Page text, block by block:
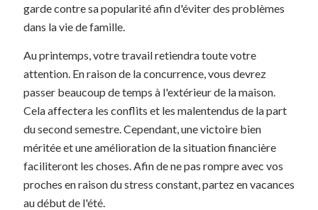
garde contre sa popularité afin d'éviter des problèmes
dans la vie de famille.
Au printemps, votre travail retiendra toute votre
attention. En raison de la concurrence, vous devrez
passer beaucoup de temps à l'extérieur de la maison.
Cela affectera les conflits et les malentendus de la part
du second semestre. Cependant, une victoire bien
méritée et une amélioration de la situation financière
faciliteront les choses. Afin de ne pas rompre avec vos
proches en raison du stress constant, partez en vacances
au début de l'été.